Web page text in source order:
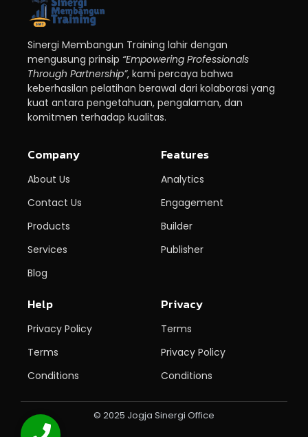
Sinergi Membangun Training lahir dengan
mengusung prinsip “Empowering Professionals
Through Partnership”, kami percaya bahwa
keberhasilan pelatihan berawal dari kolaborasi yang
kuat antara pengetahuan, pengalaman, dan
komitmen terhadap kualitas.
Company
About Us
Contact Us
Products
Services
Blog
Features
Analytics
Engagement
Builder
Publisher
Help
Privacy Policy
Terms
Conditions
Privacy
Terms
Privacy Policy
Conditions
© 2025 Jogja Sinergi Office